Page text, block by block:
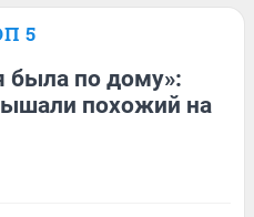
5
была по дому»:
похожий на